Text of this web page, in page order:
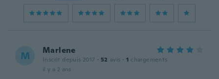
M Marlene
Inscrit depuis 2017 · 52 avis · 1 chargements
il y a 2 ans